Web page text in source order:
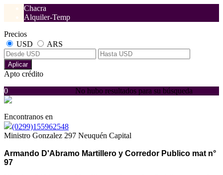
Chacra
Alquiler-Temp
Precios
USD
ARS
Aplicar
Apto crédito
No hubo resultados para su búsqueda
0
Encontranos en
(0299)155962548
Ministro Gonzalez 297 Neuquén Capital
Armando D'Abramo Martillero y Corredor Publico mat n°
97